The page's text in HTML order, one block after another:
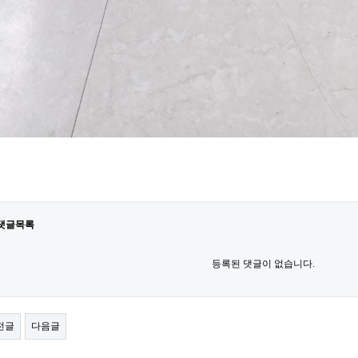
글목록
등록된 댓글이 없습니다.
글 다음글